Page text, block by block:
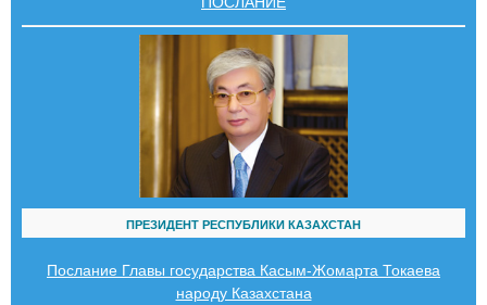
ПРЕЗИДЕНТ РЕСПУБЛИКИ КАЗАХСТАН
Послание Главы государства Касым-Жомарта Токаева
народу Казахстана